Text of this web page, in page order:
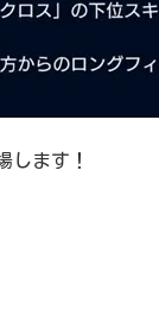
します！